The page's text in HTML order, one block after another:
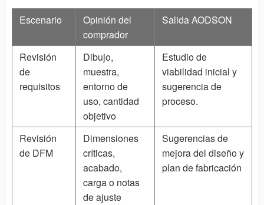
Escenario
Opinión del
comprador
Salida AODSON
Revisión
de
requisitos
Dibujo,
muestra,
entorno de
uso, cantidad
objetivo
Estudio de
viabilidad inicial y
sugerencia de
proceso.
Revisión
de DFM
Dimensiones
críticas,
acabado,
carga o notas
de ajuste
Sugerencias de
mejora del diseño y
plan de fabricación